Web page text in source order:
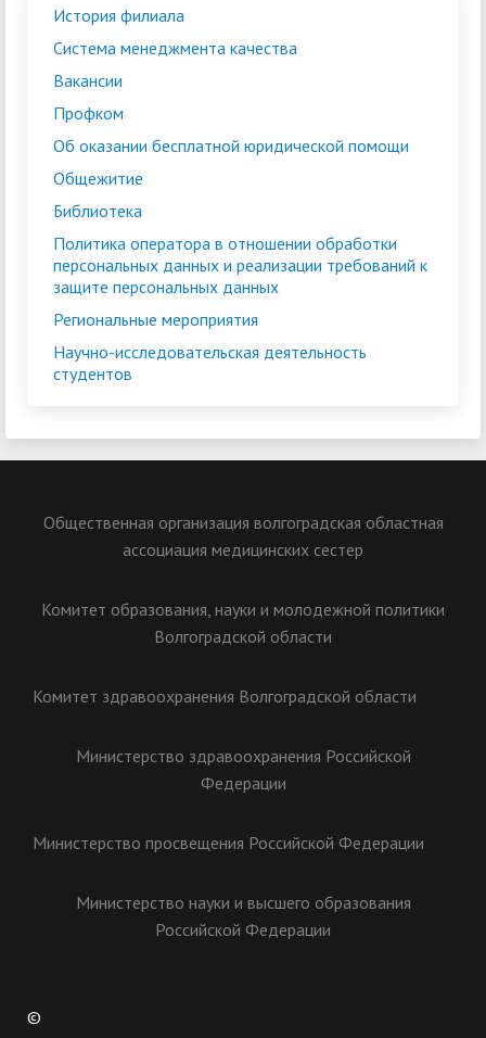
История филиала
Система менеджмента качества
Вакансии
Профком
Об оказании бесплатной юридической помощи
Общежитие
Библиотека
Политика оператора в отношении обработки
персональных данных и реализации требований к
защите персональных данных
Региональные мероприятия
Научно-исследовательская деятельность
студентов
Общественная организация волгоградская областная
ассоциация медицинских сестер
Комитет образования, науки и молодежной политики
Волгоградской области
Комитет здравоохранения Волгоградской области
Министерство здравоохранения Российской
Федерации
Министерство просвещения Российской Федерации
Министерство науки и высшего образования
Российской Федерации
©